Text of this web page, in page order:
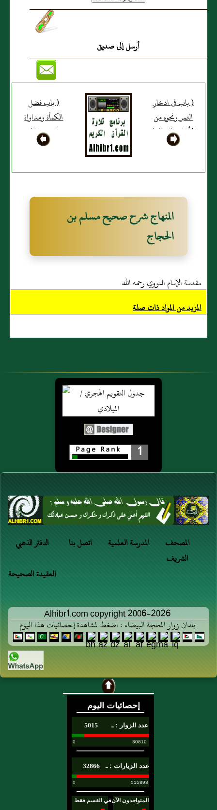
أرسل إلى صديق
( باب فى ادخار
التمر ونحوه من
الأقوات للعيال )
( باب فضل
الكمأة ومداواة
العين بها )
المنهاج شرح صحيح مسلم بن
الحجاج
مقدمة الإمام النووي رحمه الله
المزيد من المواد ذات صلة
1
الدفتر الذهبي اتصل بنا المدرسة العلمية
المصحف
الشريف
العقيدة الصحيحة
Alhibr1.com copyright 2006-2026
بلدان زوار المحجة البيضاء : اضغط لمشاهدة إحصائيات هذا اليوم